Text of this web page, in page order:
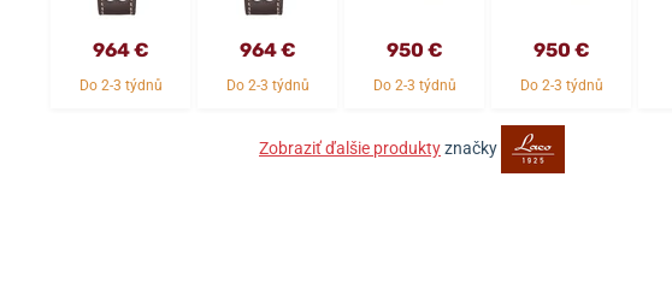
964 €
Do 2-3 týdnů
964 €
Do 2-3 týdnů
950 €
Do 2-3 týdnů
950 €
Do 2-3 týdnů
Zobraziť ďalšie produktyznačky